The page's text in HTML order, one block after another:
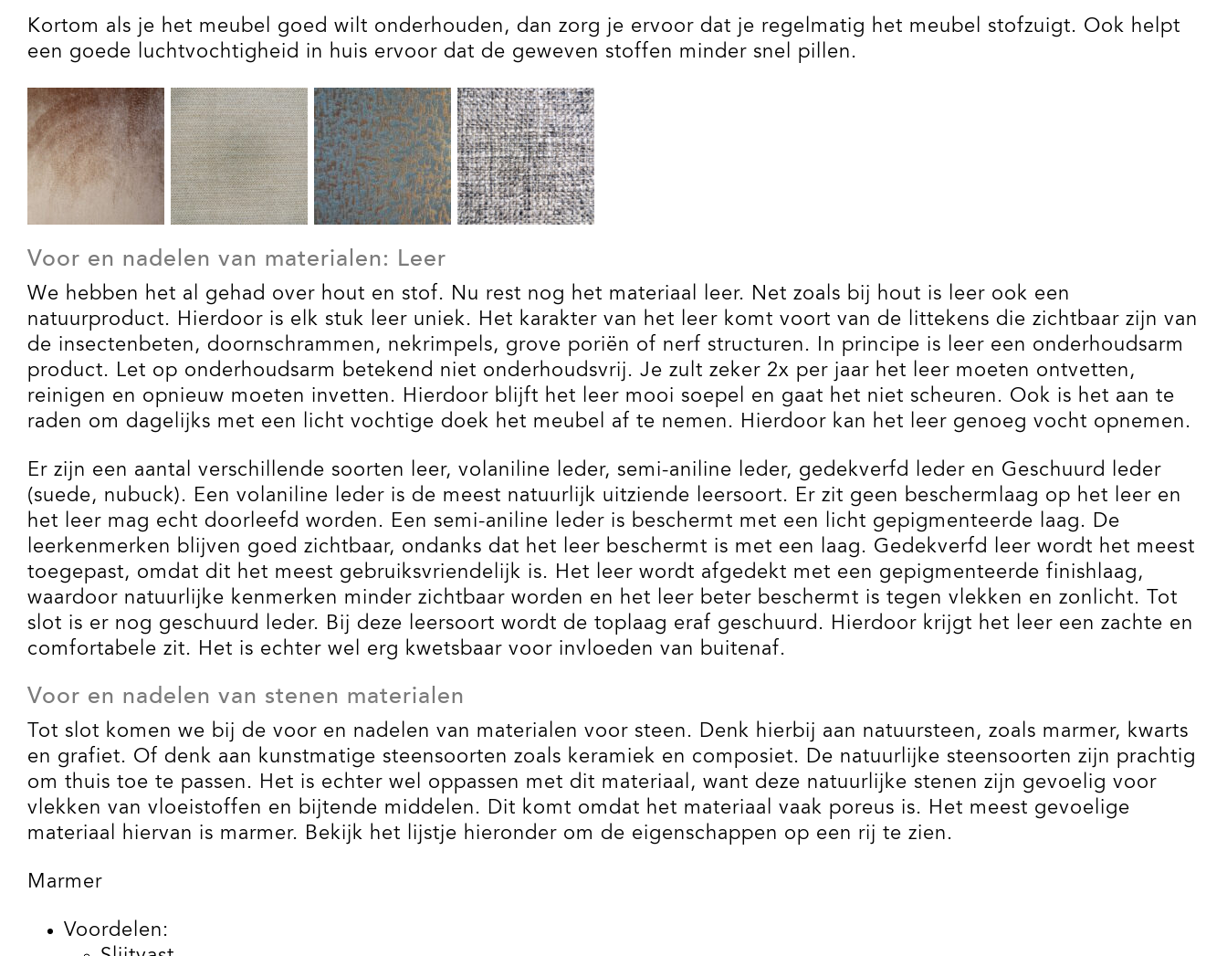
Kortom als je het meubel goed wilt onderhouden, dan zorg je ervoor dat je regelmatig het meubel stofzuigt. Ook helpt
een goede luchtvochtigheid in huis ervoor dat de geweven stoffen minder snel pillen.
Voor en nadelen van materialen: Leer
We hebben het al gehad over hout en stof. Nu rest nog het materiaal leer. Net zoals bij hout is leer ook een
natuurproduct. Hierdoor is elk stuk leer uniek. Het karakter van het leer komt voort van de littekens die zichtbaar zijn van
de insectenbeten, doornschrammen, nekrimpels, grove poriën of nerf structuren. In principe is leer een onderhoudsarm
product. Let op onderhoudsarm betekend niet onderhoudsvrij. Je zult zeker 2x per jaar het leer moeten ontvetten,
reinigen en opnieuw moeten invetten. Hierdoor blijft het leer mooi soepel en gaat het niet scheuren. Ook is het aan te
raden om dagelijks met een licht vochtige doek het meubel af te nemen. Hierdoor kan het leer genoeg vocht opnemen.
Er zijn een aantal verschillende soorten leer, volaniline leder, semi-aniline leder, gedekverfd leder en Geschuurd leder
(suede, nubuck). Een volaniline leder is de meest natuurlijk uitziende leersoort. Er zit geen beschermlaag op het leer en
het leer mag echt doorleefd worden. Een semi-aniline leder is beschermt met een licht gepigmenteerde laag. De
leerkenmerken blijven goed zichtbaar, ondanks dat het leer beschermt is met een laag. Gedekverfd leer wordt het meest
toegepast, omdat dit het meest gebruiksvriendelijk is. Het leer wordt afgedekt met een gepigmenteerde finishlaag,
waardoor natuurlijke kenmerken minder zichtbaar worden en het leer beter beschermt is tegen vlekken en zonlicht. Tot
slot is er nog geschuurd leder. Bij deze leersoort wordt de toplaag eraf geschuurd. Hierdoor krijgt het leer een zachte en
comfortabele zit. Het is echter wel erg kwetsbaar voor invloeden van buitenaf.
Voor en nadelen van stenen materialen
Tot slot komen we bij de voor en nadelen van materialen voor steen. Denk hierbij aan natuursteen, zoals marmer, kwarts
en grafiet. Of denk aan kunstmatige steensoorten zoals keramiek en composiet. De natuurlijke steensoorten zijn prachtig
om thuis toe te passen. Het is echter wel oppassen met dit materiaal, want deze natuurlijke stenen zijn gevoelig voor
vlekken van vloeistoffen en bijtende middelen. Dit komt omdat het materiaal vaak poreus is. Het meest gevoelige
materiaal hiervan is marmer. Bekijk het lijstje hieronder om de eigenschappen op een rij te zien.
Marmer
Voordelen: